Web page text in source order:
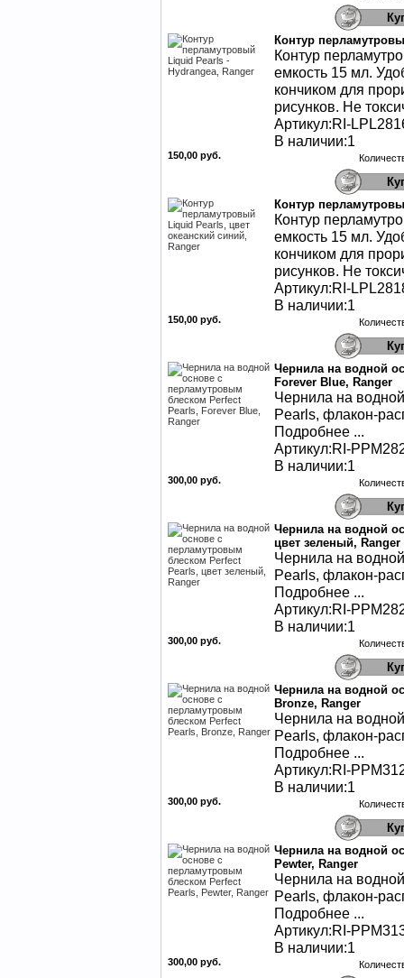
Контур
Контур
емкость 15 мл.
кончиком для
рисунков. Не
Артикул:RI-
В наличии:1
150,00 руб.
Контур
Контур
емкость 15 мл.
кончиком для
рисунков. Не
Артикул:RI-
В наличии:1
150,00 руб.
Чернила на водной
Forever Blue, Ranger
Чернила на
Pearls, флакон-
Подробнее ...
Артикул:RI-
В наличии:1
300,00 руб.
Чернила на водной
цвет зеленый, Ranger
Чернила на
Pearls, флакон-
Подробнее ...
Артикул:RI-
В наличии:1
300,00 руб.
Чернила на водной
Bronze, Ranger
Чернила на
Pearls, флакон-
Подробнее ...
Артикул:RI-
В наличии:1
300,00 руб.
Чернила на водной
Pewter, Ranger
Чернила на
Pearls, флакон-
Подробнее ...
Артикул:RI-
В наличии:1
300,00 руб.